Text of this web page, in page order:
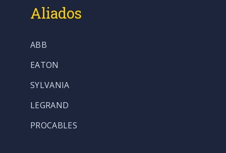
Aliados
ABB
EATON
SYLVANIA
LEGRAND
PROCABLES